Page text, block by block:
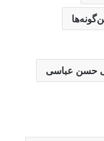
حسن عباسی